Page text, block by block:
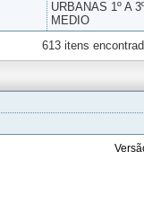
URBANAS 1º A
MEDIO
613 itens